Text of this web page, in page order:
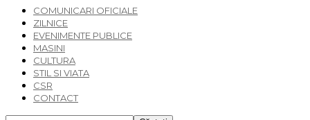
COMUNICARI OFICIALE
ZILNICE
EVENIMENTE PUBLICE
MASINI
CULTURA
STIL SI VIATA
CSR
CONTACT